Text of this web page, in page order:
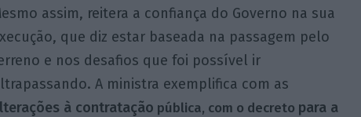
assim, reitera a confiança do Governo na sua
que diz estar baseada na passagem pelo
e nos desafios que foi possível ir
A ministra exemplifica com as
à contratação pública, com o decreto para a